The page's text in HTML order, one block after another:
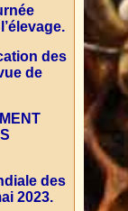
des
de
des
2023.